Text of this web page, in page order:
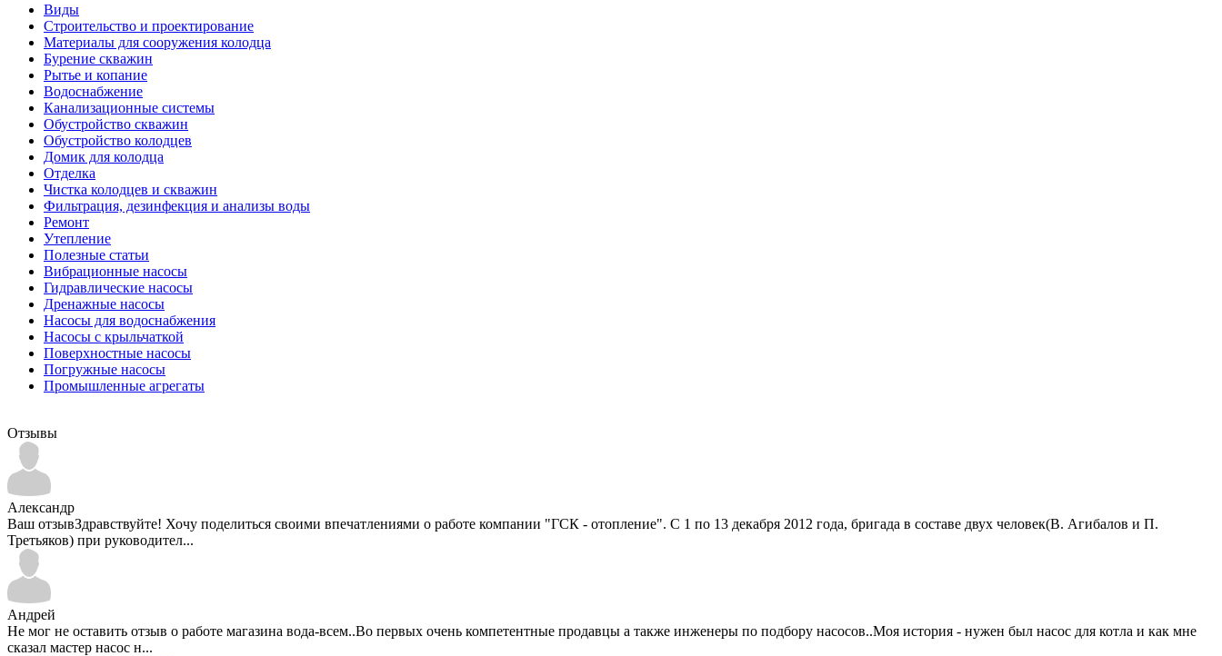
Виды
Строительство и проектирование
Материалы для сооружения колодца
Бурение скважин
Рытье и копание
Водоснабжение
Канализационные системы
Обустройство скважин
Обустройство колодцев
Домик для колодца
Отделка
Чистка колодцев и скважин
Фильтрация, дезинфекция и анализы воды
Ремонт
Утепление
Полезные статьи
Вибрационные насосы
Гидравлические насосы
Дренажные насосы
Насосы для водоснабжения
Насосы с крыльчаткой
Поверхностные насосы
Погружные насосы
Промышленные агрегаты
Отзывы
Александр
Ваш отзывЗдравствуйте! Хочу поделиться своими впечатлениями о работе компании "ГСК - отопление". С 1 по 13 декабря 2012 года, бригада в составе двух человек(В. Агибалов и П.
Третьяков) при руководител...
Андрей
Не мог не оставить отзыв о работе магазина вода-всем..Во первых очень компетентные продавцы а также инженеры по подбору насосов..Моя история - нужен был насос для котла и как мне
сказал мастер насос н...